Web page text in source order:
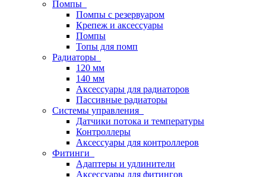
Помпы
Помпы с резервуаром
Крепеж и аксессуары
Помпы
Топы для помп
Радиаторы
120 мм
140 мм
Аксессуары для радиаторов
Пассивные радиаторы
Системы управления
Датчики потока и температуры
Контроллеры
Аксессуары для контроллеров
Фитинги
Адаптеры и удлинители
Аксессуары для фитингов